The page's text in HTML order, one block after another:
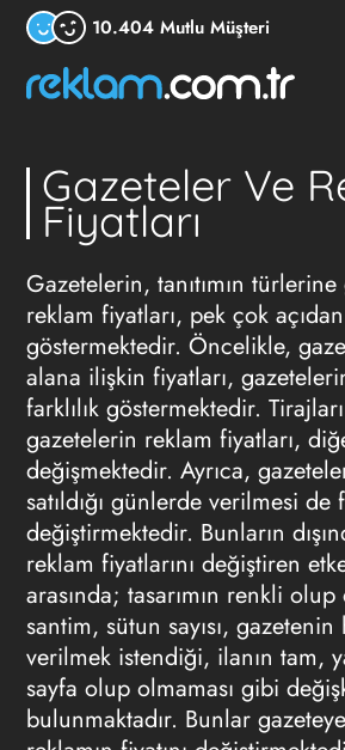
10.404 Mutlu Müşteri
Gazeteler Ve
Fiyatları
Gazetelerin, tanıtımın türlerine
reklam fiyatları, pek çok
göstermektedir. Öncelikle,
alana ilişkin fiyatları,
farklılık göstermektedir.
gazetelerin reklam fiyatları,
değişmektedir. Ayrıca,
satıldığı günlerde verilmesi de
değiştirmektedir. Bunların
reklam fiyatlarını değiştiren
arasında; tasarımın renkli olup
santim, sütun sayısı, gazetenin
verilmek istendiği, ilanın tam,
sayfa olup olmaması gibi
bulunmaktadır. Bunlar